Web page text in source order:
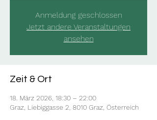
Anmeldung geschlossen
Jetzt andere Veranstaltungen
ansehen
Zeit & Ort
18. März 2026, 18:30 – 22:00
Graz, Liebiggasse 2, 8010 Graz, Österreich